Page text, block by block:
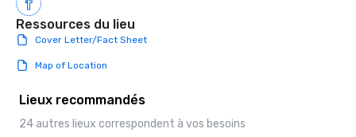
trio, sax, drummer, DJ, etc)
Ressources du lieu
Cover Letter/Fact Sheet
Map of Location
Lieux recommandés
24 autres lieux correspondent à vos besoins